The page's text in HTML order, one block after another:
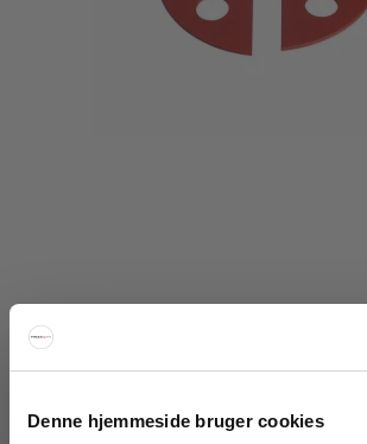
Denne hjemmeside bruger cookies
PH 5 bæreplade 10/56 til standardophæng
Louis Poulsen